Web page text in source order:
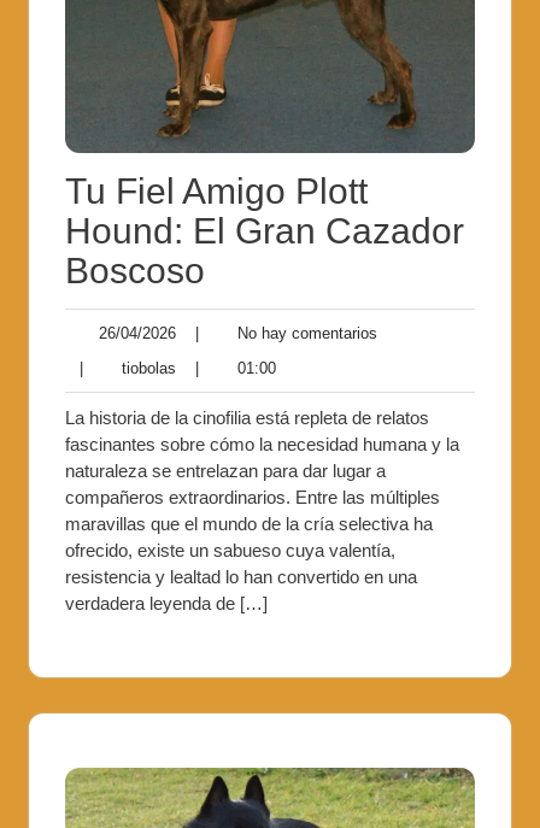
Tu Fiel Amigo Plott
Hound: El Gran Cazador
Boscoso
26/04/2026 |
No hay comentarios
|
tiobolas | 01:00
La historia de la cinofilia está repleta de relatos
fascinantes sobre cómo la necesidad humana y la
naturaleza se entrelazan para dar lugar a
compañeros extraordinarios. Entre las múltiples
maravillas que el mundo de la cría selectiva ha
ofrecido, existe un sabueso cuya valentía,
resistencia y lealtad lo han convertido en una
verdadera leyenda de […]